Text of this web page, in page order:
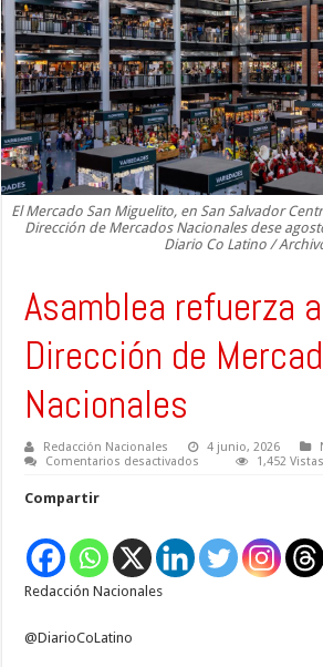
El Mercado San Miguelito, en San Salvador
Dirección de Mercados Nacionales dese
Diario Co Latino /
Asamblea refuerza
Dirección de
Nacionales
Redacción Nacionales 4 junio, 2026
Comentarios desactivados
de
Mercados
Nacionales
1,452 Vistas
Compartir
Redacción Nacionales
@DiarioCoLatino